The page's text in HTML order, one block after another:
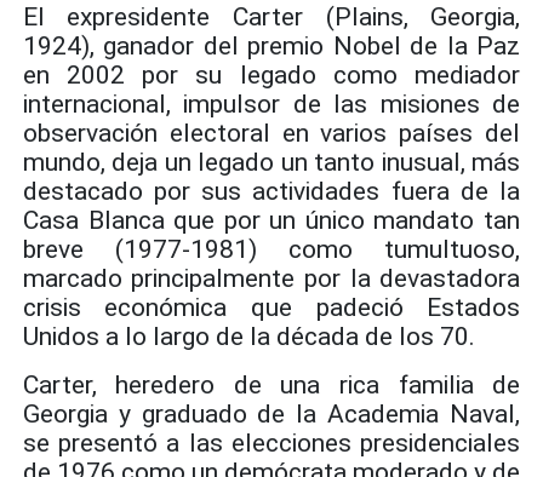
El expresidente Carter (Plains, Georgia,
1924), ganador del premio Nobel de la Paz
en 2002 por su legado como mediador
internacional, impulsor de las misiones de
observación electoral en varios países del
mundo, deja un legado un tanto inusual, más
destacado por sus actividades fuera de la
Casa Blanca que por un único mandato tan
breve (1977-1981) como tumultuoso,
marcado principalmente por la devastadora
crisis económica que padeció Estados
Unidos a lo largo de la década de los 70.
Carter, heredero de una rica familia de
Georgia y graduado de la Academia Naval,
se presentó a las elecciones presidenciales